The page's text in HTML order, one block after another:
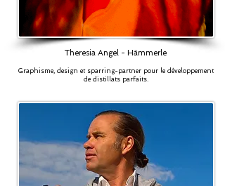
Theresia Angel - Hämmerle
Graphisme, design et sparring-partner pour le développement
de distillats parfaits.